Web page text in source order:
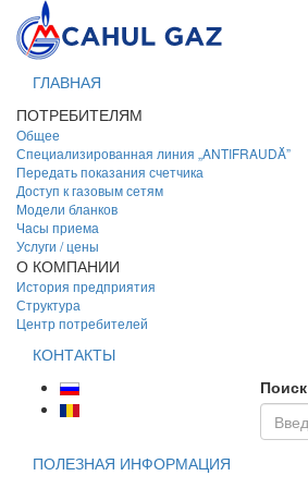
ГЛАВНАЯ
ПОТРЕБИТЕЛЯМ
Общее
Специализированная линия „ANTIFRAUDĂ”
Передать показания счетчика
Доступ к газовым сетям
Модели бланков
Часы приема
Услуги / цены
О КОМПАНИИ
История предприятия
Структура
Центр потребителей
КОНТАКТЫ
Поиск
ПОЛЕЗНАЯ ИНФОРМАЦИЯ